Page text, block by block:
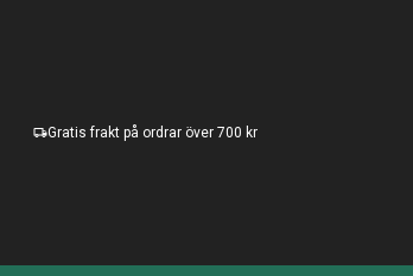
Gratis frakt på ordrar över 700 kr